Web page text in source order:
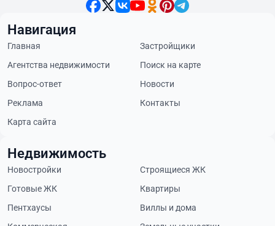
Навигация
Главная
Застройщики
Агентства недвижимости
Поиск на карте
Вопрос-ответ
Новости
Реклама
Контакты
Карта сайта
Недвижимость
Новостройки
Строящиеся ЖК
Готовые ЖК
Квартиры
Пентхаусы
Виллы и дома